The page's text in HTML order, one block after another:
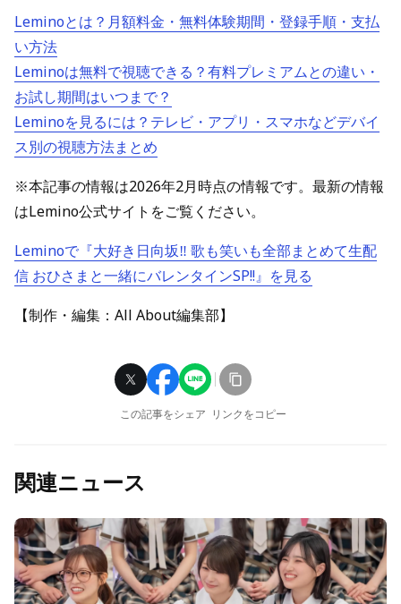
Leminoとは？月額料金・無料体験期間・登録手順・支払
い方法
Leminoは無料で視聴できる？有料プレミアムとの違い・
お試し期間はいつまで？
Leminoを見るには？テレビ・アプリ・スマホなどデバイ
ス別の視聴方法まとめ
※本記事の情報は2026年2月時点の情報です。最新の情報
はLemino公式サイトをご覧ください。
Leminoで『大好き日向坂‼ 歌も笑いも全部まとめて生配
信 おひさまと一緒にバレンタインSP!!』を見る
【制作・編集：All About編集部】
この記事をシェア リンクをコピー
関連ニュース